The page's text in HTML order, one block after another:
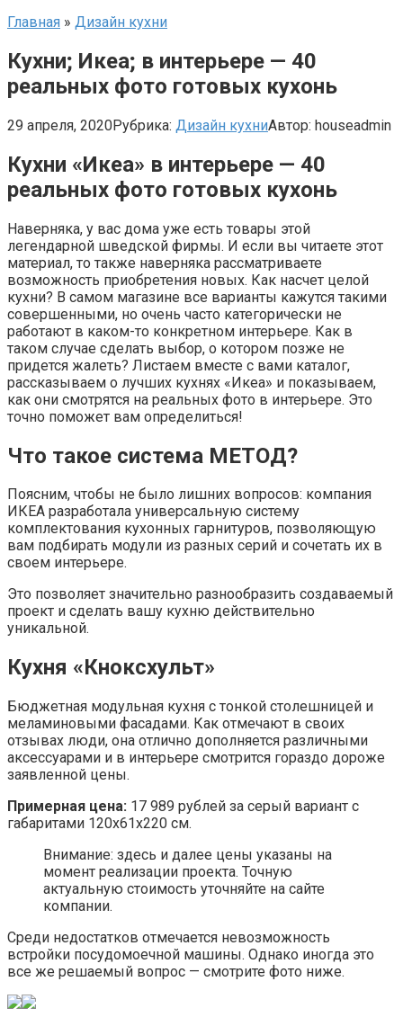
Главная » Дизайн кухни
Кухни; Икеа; в интерьере — 40
реальных фото готовых кухонь
29 апреля, 2020Рубрика: Дизайн кухниАвтор: houseadmin
Кухни «Икеа» в интерьере — 40
реальных фото готовых кухонь
Наверняка, у вас дома уже есть товары этой
легендарной шведской фирмы. И если вы читаете этот
материал, то также наверняка рассматриваете
возможность приобретения новых. Как насчет целой
кухни? В самом магазине все варианты кажутся такими
совершенными, но очень часто категорически не
работают в каком-то конкретном интерьере. Как в
таком случае сделать выбор, о котором позже не
придется жалеть? Листаем вместе с вами каталог,
рассказываем о лучших кухнях «Икеа» и показываем,
как они смотрятся на реальных фото в интерьере. Это
точно поможет вам определиться!
Что такое система МЕТОД?
Поясним, чтобы не было лишних вопросов: компания
ИКЕА разработала универсальную систему
комплектования кухонных гарнитуров, позволяющую
вам подбирать модули из разных серий и сочетать их в
своем интерьере.
Это позволяет значительно разнообразить создаваемый
проект и сделать вашу кухню действительно
уникальной.
Кухня «Кноксхульт»
Бюджетная модульная кухня с тонкой столешницей и
меламиновыми фасадами. Как отмечают в своих
отзывах люди, она отлично дополняется различными
аксессуарами и в интерьере смотрится гораздо дороже
заявленной цены.
Примерная цена: 17 989 рублей за серый вариант с
габаритами 120x61x220 см.
Внимание: здесь и далее цены указаны на
момент реализации проекта. Точную
актуальную стоимость уточняйте на сайте
компании.
Среди недостатков отмечается невозможность
встройки посудомоечной машины. Однако иногда это
все же решаемый вопрос — смотрите фото ниже.